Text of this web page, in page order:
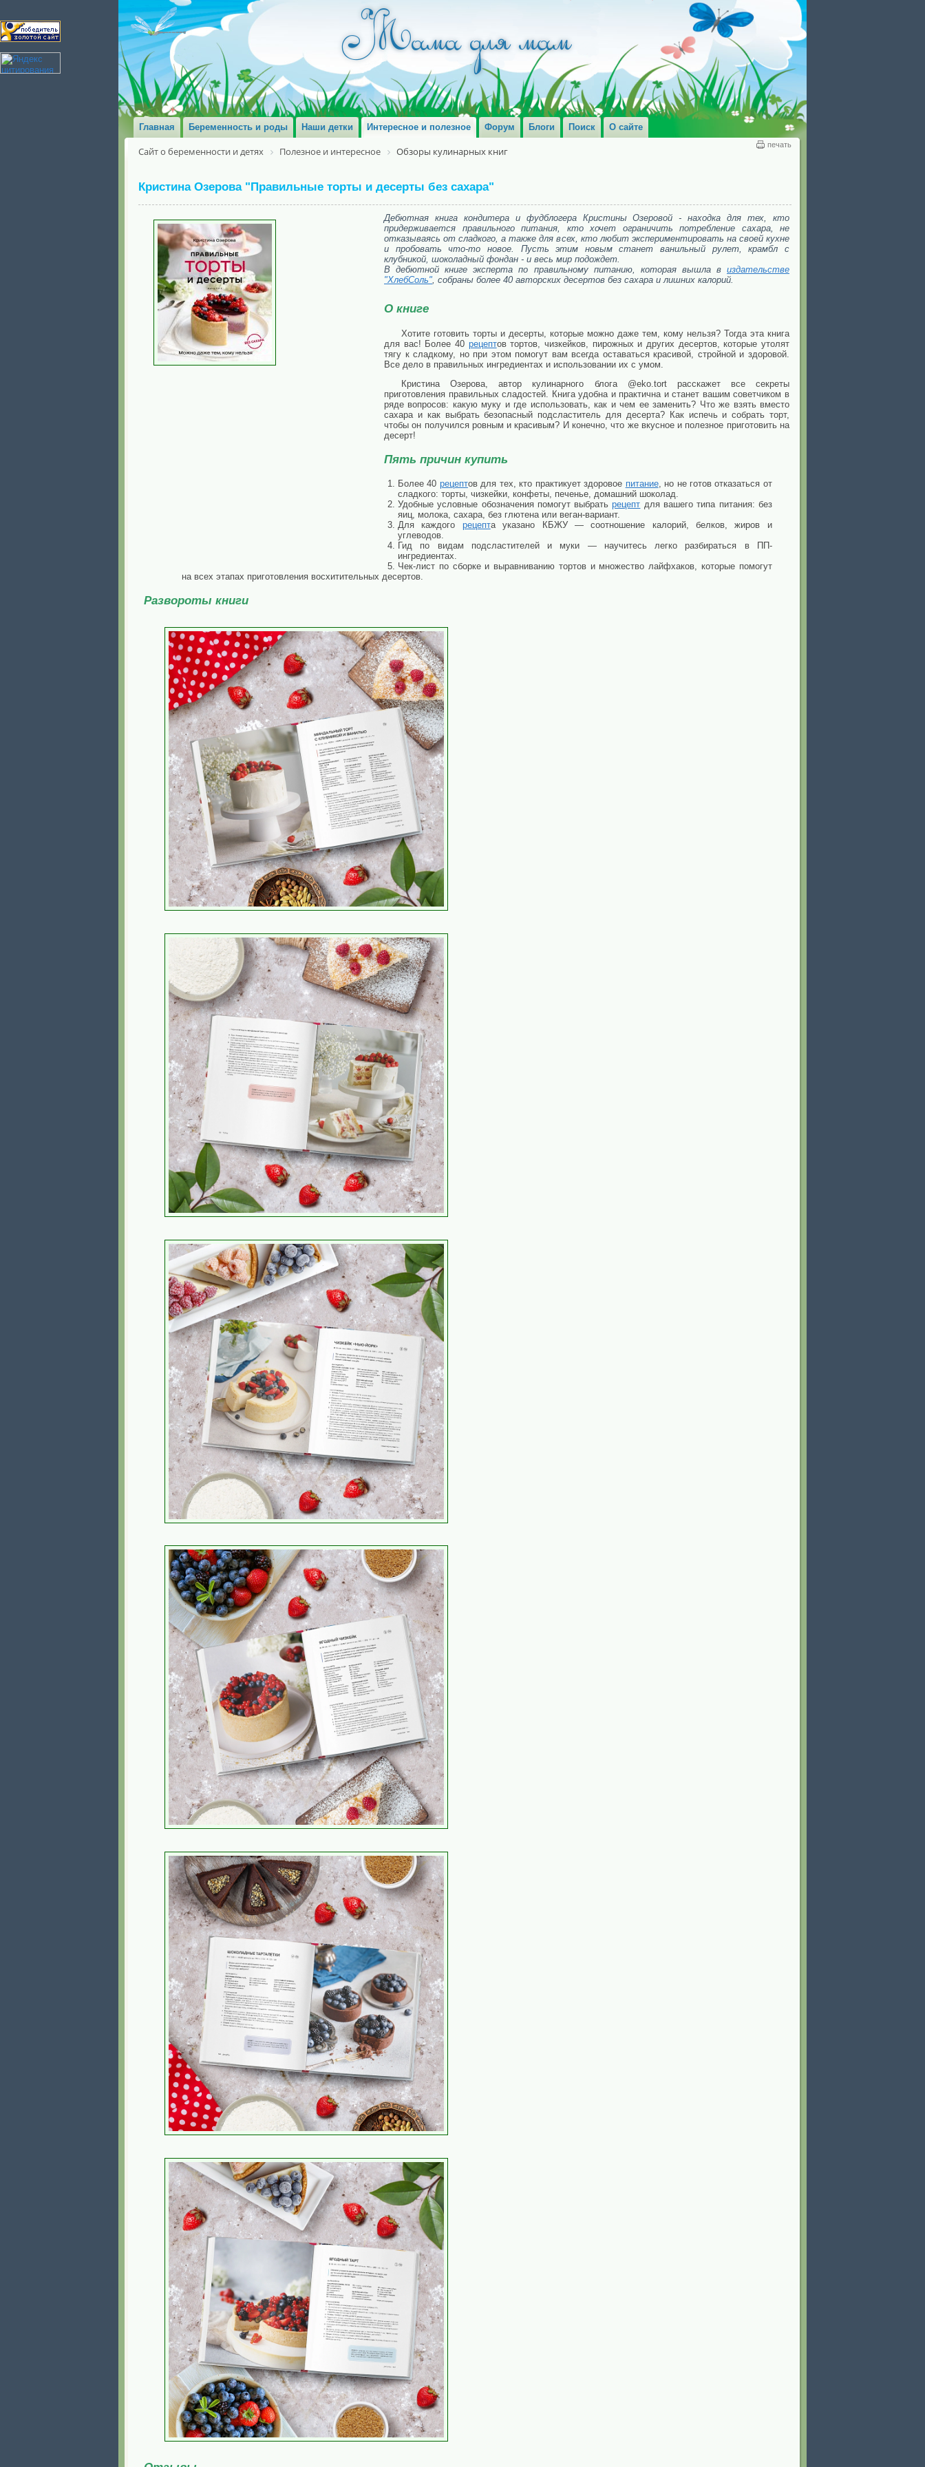
Главная Беременность и роды Наши детки Интересное и полезное Форум Блоги Поиск О сайте
печать
Сайт о беременности и детях Полезное и интересное Обзоры кулинарных книг
Кристина Озерова "Правильные торты и десерты без сахара"
Дебютная книга кондитера и фудблогера Кристины Озеровой - находка для тех, кто
придерживается правильного питания, кто хочет ограничить потребление сахара, не
отказываясь от сладкого, а также для всех, кто любит экспериментировать на своей кухне
и пробовать что-то новое. Пусть этим новым станет ванильный рулет, крамбл с
клубникой, шоколадный фондан - и весь мир подождет.
В дебютной книге эксперта по правильному питанию, которая вышла в издательстве
"ХлебСоль", собраны более 40 авторских десертов без сахара и лишних калорий.
О книге
Хотите готовить торты и десерты, которые можно даже тем, кому нельзя? Тогда эта книга
для вас! Более 40 рецептов тортов, чизкейков, пирожных и других десертов, которые утолят
тягу к сладкому, но при этом помогут вам всегда оставаться красивой, стройной и здоровой.
Все дело в правильных ингредиентах и использовании их с умом.
Кристина Озерова, автор кулинарного блога @eko.tort расскажет все секреты
приготовления правильных сладостей. Книга удобна и практична и станет вашим советчиком в
ряде вопросов: какую муку и где использовать, как и чем ее заменить? Что же взять вместо
сахара и как выбрать безопасный подсластитель для десерта? Как испечь и собрать торт,
чтобы он получился ровным и красивым? И конечно, что же вкусное и полезное приготовить на
десерт!
Пять причин купить
Более 40 рецептов для тех, кто практикует здоровое питание, но не готов отказаться от
сладкого: торты, чизкейки, конфеты, печенье, домашний шоколад.
Удобные условные обозначения помогут выбратьрецепт для вашего типа питания: без
яиц, молока, сахара, без глютена или веган-вариант.
Для каждого рецепта указано КБЖУ — соотношение калорий, белков, жиров и
углеводов.
Гид по видам подсластителей и муки — научитесь легко разбираться в ПП-
ингредиентах.
Чек-лист по сборке и выравниванию тортов и множество лайфхаков, которые помогут
на всех этапах приготовления восхитительных десертов.
Развороты книги